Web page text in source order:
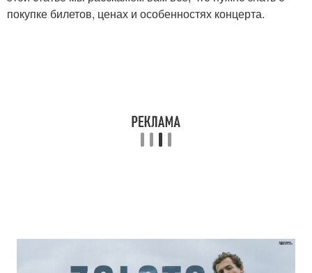
покупке билетов, ценах и особенностях концерта.